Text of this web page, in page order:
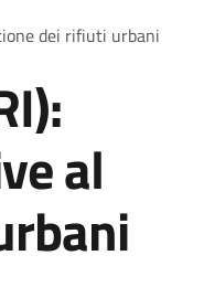
dei rifiuti urbani
al